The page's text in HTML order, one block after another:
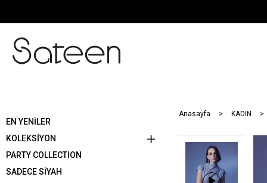
EN YENİLER
KOLEKSİYON
PARTY COLLECTION
SADECE SİYAH
Anasayfa KADIN